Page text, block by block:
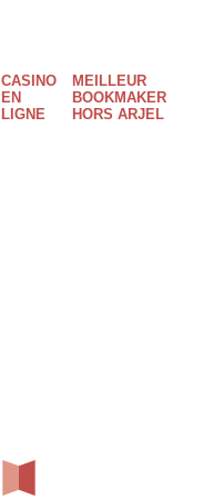
CASINO
EN
LIGNE
MEILLEUR
BOOKMAKER
HORS ARJEL